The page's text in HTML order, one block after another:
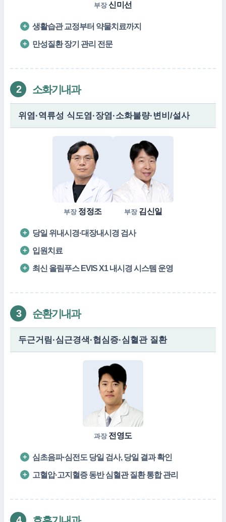
부장 신미선
생활습관 교정부터 약물치료까지
만성질환 장기 관리 전문
2 소화기내과
부장 정정조 부장 김신일
위염·역류성 식도염·장염·소화불량·변비/설사
당일 위내시경·대장내시경 검사
입원치료
최신 올림푸스 EVIS X1 내시경 시스템 운영
3 순환기내과
과장 전영도
두근거림·심근경색·협심증·심혈관 질환
심초음파·심전도 당일 검사, 당일 결과 확인
고혈압·고지혈증 동반 심혈관 질환 통합 관리